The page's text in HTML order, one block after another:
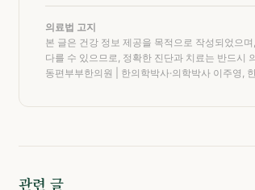
의료법 고지
본 글은 건강 정보 제공을 목적으로 작성되었으
다를 수 있으므로, 정확한 진단과 치료는 반드시
동편부부한의원 | 한의학박사·의학박사 이주영,
관련 글